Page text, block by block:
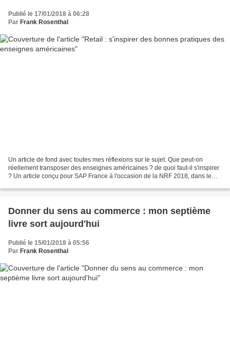
Publié le 17/01/2018 à 06:28
Par Frank Rosenthal
Un article de fond avec toutes mes réflexions sur le sujet. Que peut-on
réellement transposer des enseignes américaines ? de quoi faut-il s'inspirer
? Un article conçu pour SAP France à l'occasion de la NRF 2018, dans le
Donner du sens au commerce : mon septième
livre sort aujourd'hui
Publié le 15/01/2018 à 05:56
Par Frank Rosenthal